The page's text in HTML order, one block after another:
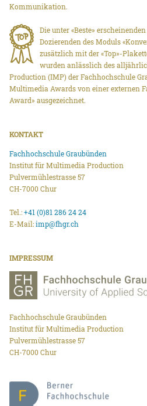
Kommunikation.
Die unter «Beste»
Dozierenden des Moduls
zusätzlich mit der «Top»-
wurden anlässlich des
Production (IMP) der Fachhochschule
Multimedia Awards von einer externen
Award» ausgezeichnet.
KONTAKT
Fachhochschule Graubünden
Institut für Multimedia Production
Pulvermühlestrasse 57
CH-7000 Chur
Tel.:+41 (0)81 286 24 24
E-Mail:imp@fhgr.ch
IMPRESSUM
Fachhochschule Graubünden
Institut für Multimedia Production
Pulvermühlestrasse 57
CH-7000 Chur